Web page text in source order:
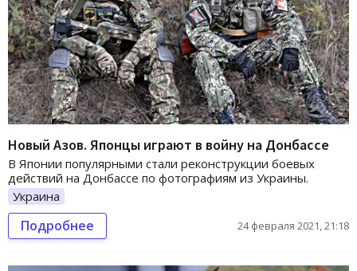
Новый Азов. Японцы играют в войну на Донбассе
В Японии популярными стали реконструкции боевых
действий на Донбассе по фотографиям из Украины.
Украина
Подробнее 24 февраля 2021, 21:18